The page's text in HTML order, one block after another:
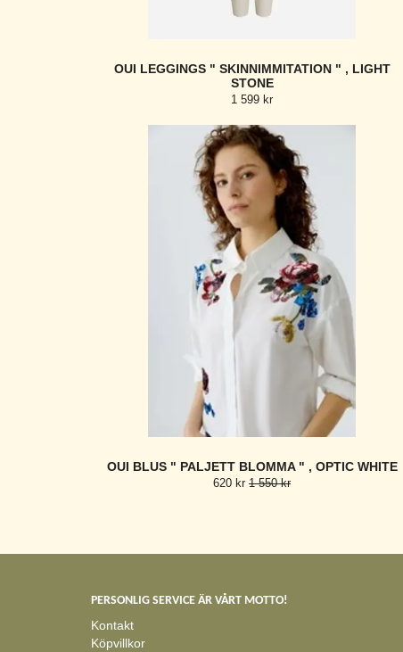
OUI LEGGINGS " SKINNIMMITATION " , LIGHT
STONE
1 599 kr
OUI BLUS " PALJETT BLOMMA " , OPTIC WHITE
620 kr 1 550 kr
PERSONLIG SERVICE ÄR VÅRT MOTTO!
Kontakt
Köpvillkor